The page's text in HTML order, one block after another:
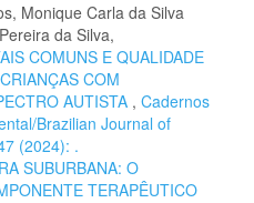
Monique Carla da Silva
da Silva,
COMUNS E QUALIDADE
COM
AUTISTA , Cadernos
Brazilian Journal of
(2024): .
SUBURBANA: O
TERAPÊUTICO